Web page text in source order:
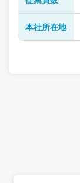
本社所在地